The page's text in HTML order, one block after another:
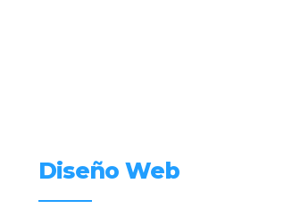
Diseño Web